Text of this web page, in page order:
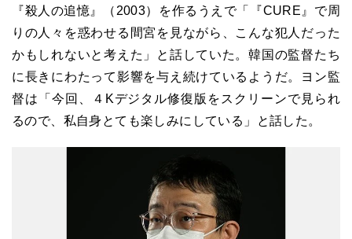
『殺人の追憶』（2003）を作るうえで「『CURE』で周
りの人々を惑わせる間宮を見ながら、こんな犯人だった
かもしれないと考えた」と話していた。韓国の監督たち
に長きにわたって影響を与え続けているようだ。ヨン監
督は「今回、４Kデジタル修復版をスクリーンで見られ
るので、私自身とても楽しみにしている」と話した。